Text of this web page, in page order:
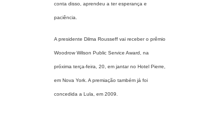
conta disso, aprendeu a ter esperança e
paciência.
A presidente Dilma Rousseff vai receber o prêmio
Woodrow Wilson Public Service Award, na
próxima terça-feira, 20, em jantar no Hotel Pierre,
em Nova York. A premiação também já foi
concedida a Lula, em 2009.